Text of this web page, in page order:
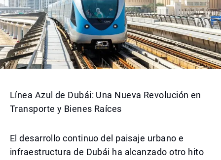
Línea Azul de Dubái: Una Nueva Revolución en
Transporte y Bienes Raíces
El desarrollo continuo del paisaje urbano e
infraestructura de Dubái ha alcanzado otro hito